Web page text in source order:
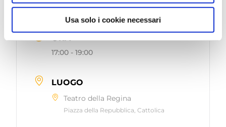
Usa solo i cookie necessari
Terminato
17:00 - 19:00
LUOGO
Teatro della Regina
Piazza della Repubblica, Cattolica